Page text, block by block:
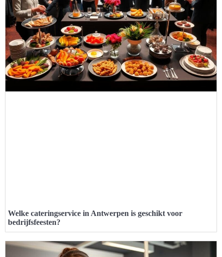
Welke cateringservice in Antwerpen is geschikt voor
bedrijfsfeesten?